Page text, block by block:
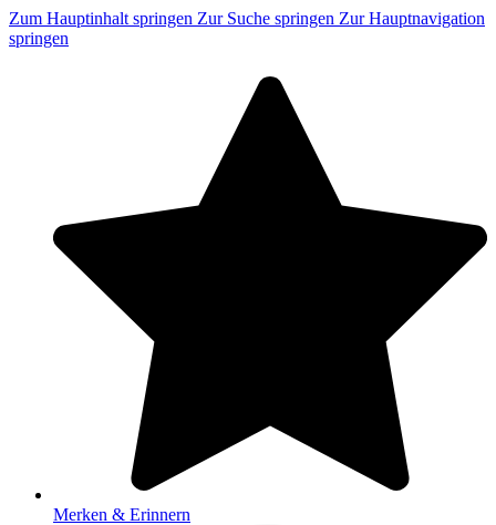
Zum Hauptinhalt springen Zur Suche springen Zur Hauptnavigation
springen
Merken & Erinnern